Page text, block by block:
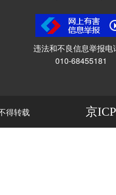
违法和不良信息举报电
010-68455181
得转载 京